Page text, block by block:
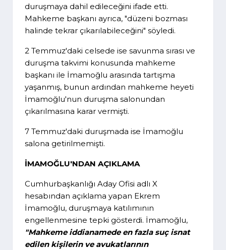
duruşmaya dahil edileceğini ifade etti.
Mahkeme başkanı ayrıca, "düzeni bozması
halinde tekrar çıkarılabileceğini" söyledi.
2 Temmuz'daki celsede ise savunma sırası ve
duruşma takvimi konusunda mahkeme
başkanı ile İmamoğlu arasında tartışma
yaşanmış, bunun ardından mahkeme heyeti
İmamoğlu'nun duruşma salonundan
çıkarılmasına karar vermişti.
7 Temmuz'daki duruşmada ise İmamoğlu
salona getirilmemişti.
İMAMOĞLU'NDAN AÇIKLAMA
Cumhurbaşkanlığı Aday Ofisi adlı X
hesabından açıklama yapan Ekrem
İmamoğlu, duruşmaya katılımının
engellenmesine tepki gösterdi. İmamoğlu,
"Mahkeme iddianamede en fazla suç isnat
edilen kişilerin ve avukatlarının